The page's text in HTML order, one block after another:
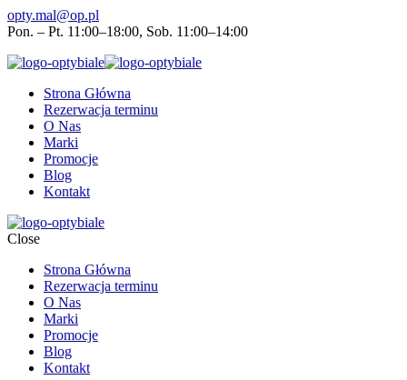
opty.mal@op.pl
Pon. – Pt. 11:00–18:00, Sob. 11:00–14:00
Strona Główna
Rezerwacja terminu
O Nas
Marki
Promocje
Blog
Kontakt
Close
Strona Główna
Rezerwacja terminu
O Nas
Marki
Promocje
Blog
Kontakt